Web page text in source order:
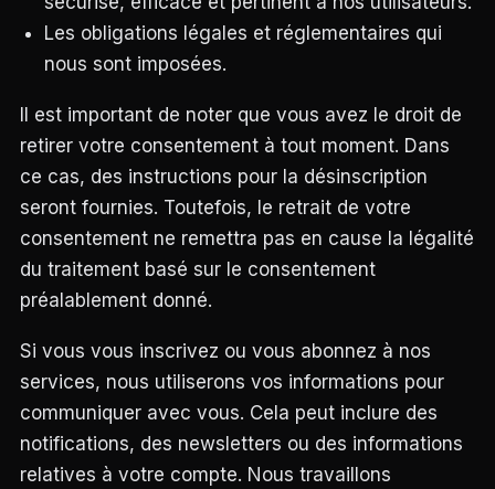
Les obligations légales et réglementaires qui
nous sont imposées.
Il est important de noter que vous avez le droit de
retirer votre consentement à tout moment. Dans
ce cas, des instructions pour la désinscription
seront fournies. Toutefois, le retrait de votre
consentement ne remettra pas en cause la légalité
du traitement basé sur le consentement
préalablement donné.
Si vous vous inscrivez ou vous abonnez à nos
services, nous utiliserons vos informations pour
communiquer avec vous. Cela peut inclure des
notifications, des newsletters ou des informations
relatives à votre compte. Nous travaillons